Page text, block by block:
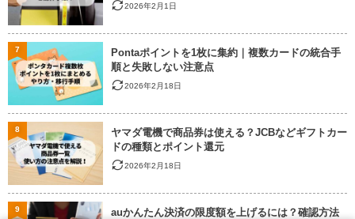
2026年2月1日
Pontaポイントを1枚に集約｜複数カードの統合手
順と失敗しない注意点
2026年2月18日
7
ヤマダ電機で商品券は使える？JCBなどギフトカー
ドの種類とポイント還元
2026年2月18日
8
auかんたん決済の限度額を上げるには？確認方法
9